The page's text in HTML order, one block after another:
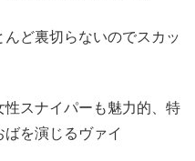
ど裏切らないのでスカッ
スナイパーも魅力的、特
を演じるヴァイ